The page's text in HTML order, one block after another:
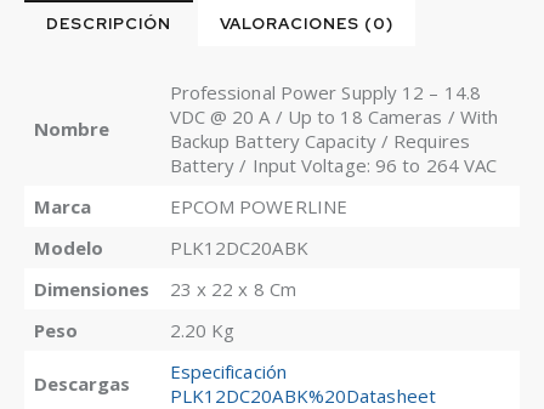
DESCRIPCIÓN VALORACIONES (0)
Nombre
Professional Power Supply 12 – 14.8
VDC @ 20 A / Up to 18 Cameras / With
Backup Battery Capacity / Requires
Battery / Input Voltage: 96 to 264 VAC
Marca
EPCOM POWERLINE
Modelo
PLK12DC20ABK
Dimensiones
23 x 22 x 8 Cm
Peso
2.20 Kg
Descargas
Especificación
PLK12DC20ABK%20Datasheet